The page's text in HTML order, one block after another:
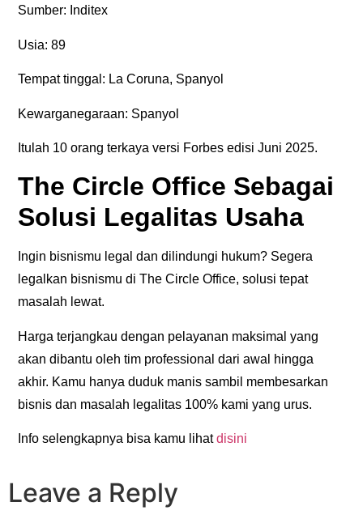
Sumber: Inditex
Usia:89
Tempat tinggal: La Coruna, Spanyol
Kewarganegaraan: Spanyol
Itulah 10 orang terkaya versi Forbes edisi Juni 2025.
The Circle Office Sebagai
Solusi Legalitas Usaha
Ingin bisnismu legal dan dilindungi hukum? Segera
legalkan bisnismu di The Circle Office, solusi tepat
masalah lewat.
Harga terjangkau dengan pelayanan maksimal yang
akan dibantu oleh tim professional dari awal hingga
akhir. Kamu hanya duduk manis sambil membesarkan
bisnis dan masalah legalitas 100% kami yang urus.
Info selengkapnya bisa kamu lihatdisini
Leave a Reply